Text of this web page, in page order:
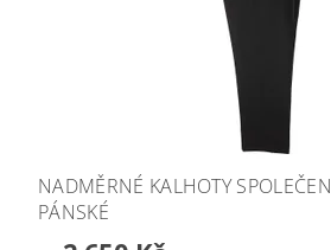
NADMĚRNÉ KALHOTY
PÁNSKÉ